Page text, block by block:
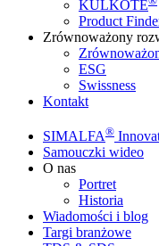
KULKOTE
Product
Zrównoważony
ESG
Swissness
Kontakt
SIMALFA®
Samouczki wideo
O nas
Portret
Historia
Wiadomości i blog
Targi branżowe